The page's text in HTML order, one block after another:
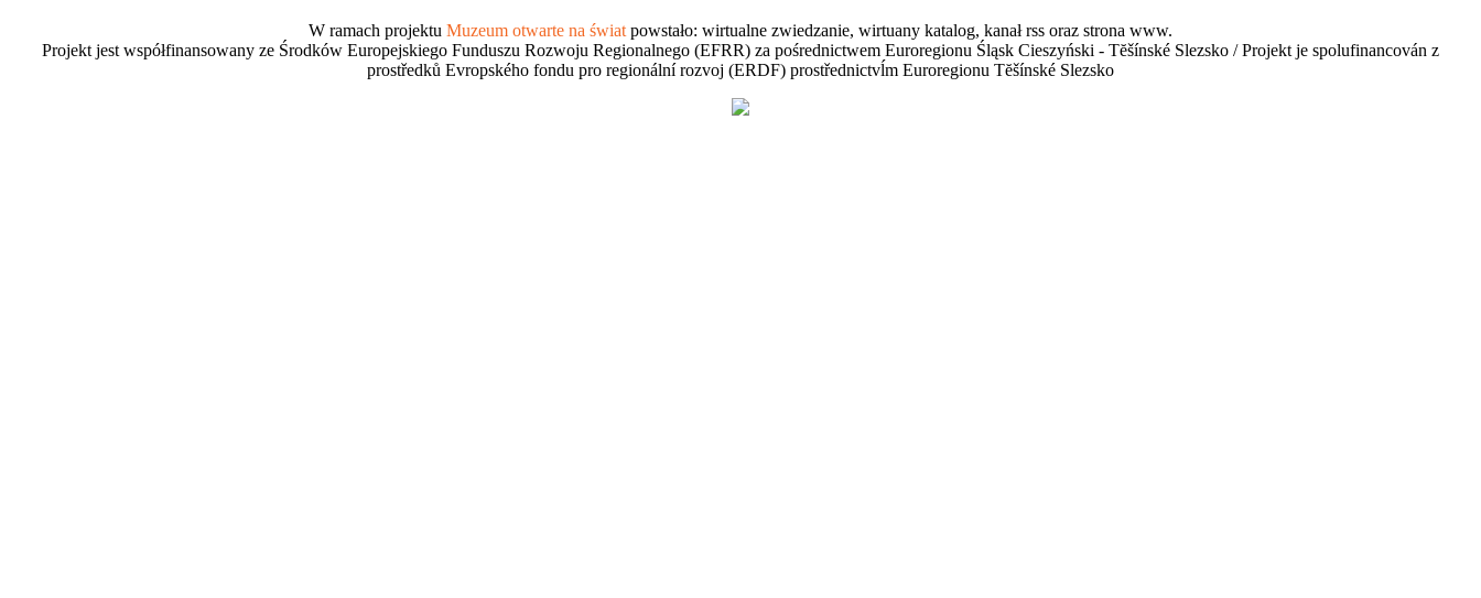
W ramach projektu Muzeum otwarte na świat powstało: wirtualne zwiedzanie, wirtuany katalog, kanał rss oraz strona www.
Projekt jest współfinansowany ze Środków Europejskiego Funduszu Rozwoju Regionalnego (EFRR) za pośrednictwem Euroregionu Śląsk Cieszyński - Tĕšínské Slezsko / Projekt je spolufinancován z
prostředků Evropského fondu pro regionální rozvoj (ERDF) prostřednictvĺm Euroregionu Tĕšínské Slezsko